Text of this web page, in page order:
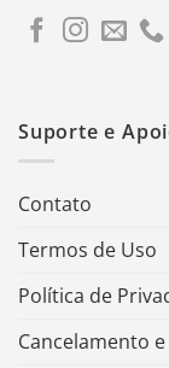
Suporte e
Contato
Termos de Uso
Política de
Cancelamento